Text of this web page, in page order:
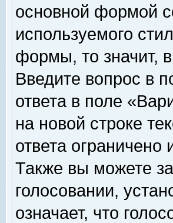
основной формой
используемого
формы, то значит,
Введите вопрос в
ответа в поле
на новой строке
ответа
Также вы можете
голосовании,
означает, что